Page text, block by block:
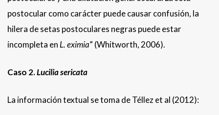
postocular como carácter puede causar confusión, la
hilera de setas postoculares negras puede estar
incompleta en L. eximia” (Whitworth, 2006).
Caso 2.Lucilia sericata
La información textual se toma de Téllez et al (2012):